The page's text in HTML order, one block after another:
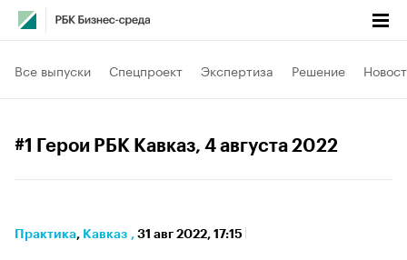
Все выпуски Спецпроект Экспертиза Решение
#1 Герои РБК Кавказ, 4 августа 2022
Практика⁠, Кавказ , 31 авг 2022, 17:15